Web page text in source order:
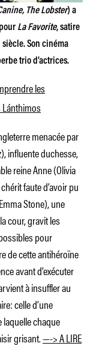
The Lobster) a
La Favorite, satire
Son cinéma
trio d’actrices.
les
Lánthimos
menacée par
influente duchesse,
reine Anne (Olivia
faute d’avoir pu
Stone), une
cour, gravit les
pour
de cette antihéroïne
avant d’exécuter
à insuffler au
celle d’une
chaque
grisant.—-> A LIRE